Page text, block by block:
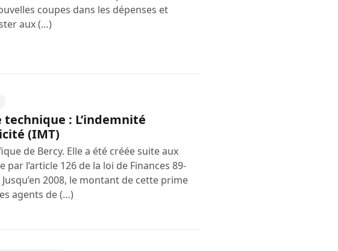
coupes dans les dépenses et
aux (…)
technique : L’indemnité
(IMT)
de Bercy. Elle a été créée suite aux
par l’article 126 de la loi de Finances 89-
2008, le montant de cette prime
agents de (…)